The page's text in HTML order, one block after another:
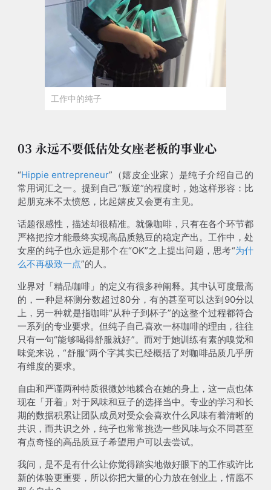
工作中的纯子
03 永远不要低估处女座老板的事业心
“Hippie entrepreneur”（嬉皮企业家）是纯子介绍自己的
常用词汇之一。提到自己“叛逆”的程度时，她这样形容：比
起朋克来不太愤怒，比起嬉皮又会更有主见。
话题很感性，描述却很精准。就像咖啡，只有在各个环节都
严格把控才能最终实现高品质熟豆的稳定产出。工作中，处
女座的纯子也永远是那个在“OK”之上提出问题，思考“为什
么不再极致一点”的人。
业界对「精品咖啡」的定义有很多种阐释。其中认可度最高
的，一种是杯测分数超过80分，有的甚至可以达到90分以
上，另一种就是指咖啡“从种子到杯子”的这整个过程都符合
一系列的专业要求。但纯子自己喜欢一杯咖啡的理由，往往
只有一句“能够喝得舒服就好”。而对于她训练有素的嗅觉和
味觉来说，“舒服”两个字其实已经概括了对咖啡品质几乎所
有维度的要求。
自由和严谨两种特质很微妙地糅合在她的身上，这一点也体
现在「开着」对于风味和豆子的选择当中。专业的学习和长
期的数据积累让团队成员对受众会喜欢什么风味有着清晰的
共识，而共识之外，纯子也常常挑选一些风味与众不同甚至
有点奇怪的高品质豆子希望用户可以去尝试。
我问，是不是有什么让你觉得踏实地做好眼下的工作或许比
新的体验更重要，所以你把大量的心力放在创业上，情愿不